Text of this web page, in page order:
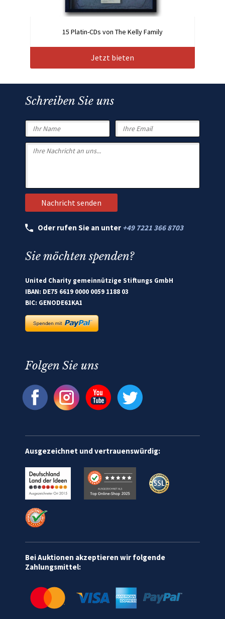
15 Platin-CDs von The Kelly Family
Jetzt bieten
Schreiben Sie uns
Oder rufen Sie an unter +49 7221 366 8703
Sie möchten spenden?
United Charity gemeinnützige Stiftungs GmbH
IBAN: DE75 6619 0000 0059 1188 03
BIC: GENODE61KA1
Folgen Sie uns
Ausgezeichnet und vertrauenswürdig:
Bei Auktionen akzeptieren wir folgende
Zahlungsmittel: